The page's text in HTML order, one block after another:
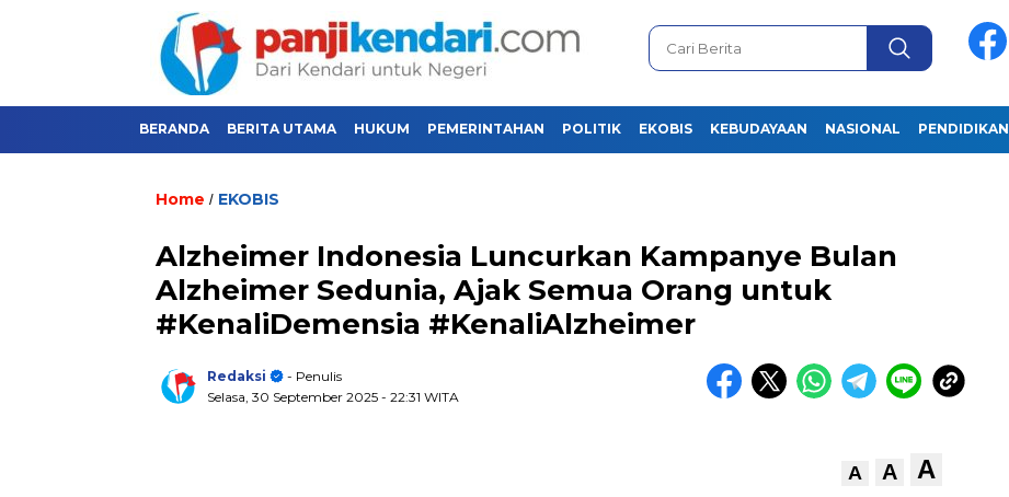
BERANDA BERITA UTAMA HUKUM PEMERINTAHAN POLITIK EKOBIS KEBUDAYAAN NASIONAL PENDIDIKAN
Home / EKOBIS
Alzheimer Indonesia Luncurkan Kampanye Bulan
Alzheimer Sedunia, Ajak Semua Orang untuk
#KenaliDemensia #KenaliAlzheimer
Redaksi
- Penulis
Selasa, 30 September 2025 - 22:31 WITA
A A A